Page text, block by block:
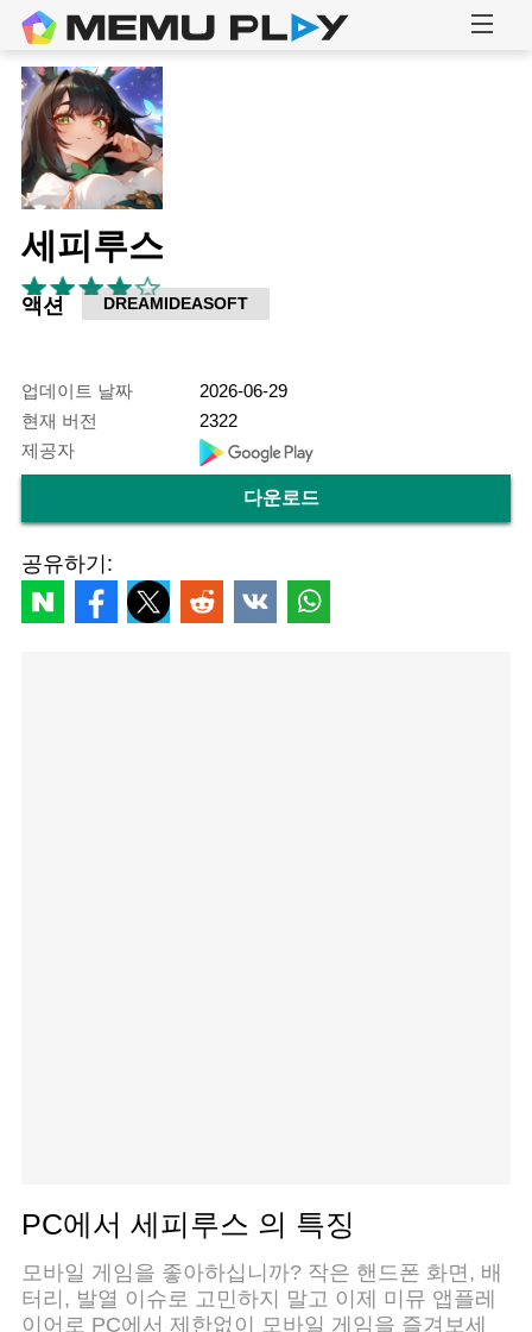
세피루스
액션 DREAMIDEASOFT
업데이트 날짜
2026-06-29
현재 버전
2322
제공자
다운로드
공유하기:
PC에서 세피루스 의 특징
모바일 게임을 좋아하십니까? 작은 핸드폰 화면, 배
터리, 발열 이슈로 고민하지 말고 이제 미뮤 앱플레
이어로 PC에서 제한없이 모바일 게임을 즐겨보세